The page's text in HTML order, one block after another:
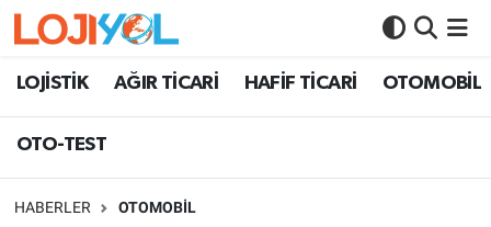
LOJİSTİK AĞIR TİCARİ HAFİF TİCARİ OTOMOBİL
OTO-TEST
HABERLER OTOMOBİL
OTO-TEST